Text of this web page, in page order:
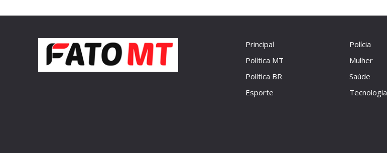
Principal
Política MT
Política BR
Esporte
Polícia
Mulher
Saúde
Tecnologia